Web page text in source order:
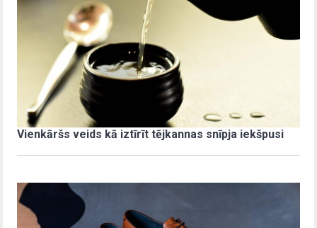
Vienkāršs veids kā iztīrīt tējkannas snīpja iekšpusi